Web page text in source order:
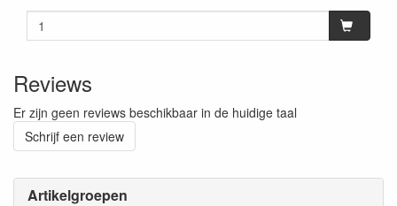
Artikelgroepen
Reviews
Er zijn geen reviews beschikbaar in de huidige taal
Schrijf een review